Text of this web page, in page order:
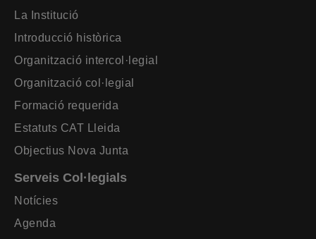
La Institució
Introducció històrica
Organització intercol·legial
Organització col·legial
Formació requerida
Estatuts CAT Lleida
Objectius Nova Junta
Serveis Col·legials
Notícies
Agenda